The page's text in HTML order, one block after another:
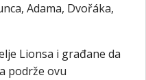
Adama, Dvořáka,
Lionsa i građane da
podrže ovu